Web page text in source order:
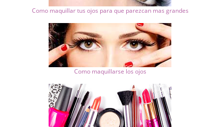
Como maquillar tus ojos para que parezcan mas grandes
Como maquillarse los ojos